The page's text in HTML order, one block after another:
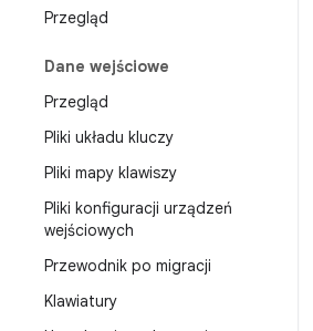
Przegląd
Dane wejściowe
Przegląd
Pliki układu kluczy
Pliki mapy klawiszy
Pliki konfiguracji urządzeń
wejściowych
Przewodnik po migracji
Klawiatury